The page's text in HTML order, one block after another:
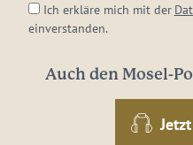
Ich erkläre mich mit der
einverstanden.
Auch den Mosel-